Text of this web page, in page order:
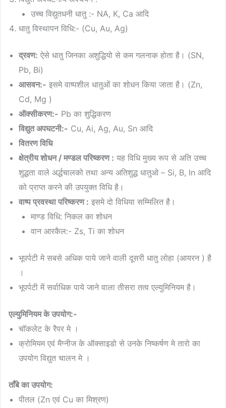
उच्च विद्युतधनी धातु :- NA, K, Ca आदि
धातु विस्थापन विधि:- (Cu, Au, Ag)
द्रवण: ऐसे धातु जिनका अशुद्धियो से कम गलनाक होता है। (SN,
Pb, Bi)
आसवन:- इसमे वाष्पशील धातुओं का शोधन किया जाता है। (Zn,
Cd, Mg )
ऑक्सीकरण:- Pb का शुद्धिकरण
विद्युत अपघटनी:- Cu, Ai, Ag, Au, Sn आदि
वितरण विधि
क्षेत्रीय शोधन / मण्डल परिष्करण : यह विधि मुख्य रूप से अति उच्च
शुद्धता वाले अर्द्धचालको तथा अन्य अतिशुद्ध धातुओ – Si, B, In आदि
को प्राप्त करने की उपयुक्त विधि है।
वाष्प प्रवस्था परिष्करण : इसमे दो विधिया सम्मिलित है।
माण्ड विधि: निकल का शोधन
वान आरकैल:- Zs, Ti का शोधन
भूपर्पटी मे सबसे अधिक पाये जाने वाली दूसरी धातु लोहा (आयरन ) है
।
भूपर्पटी में सर्वाधिक पाये जाने वाला तीसरा तत्व एल्युमिनियम है।
एल्युमिनियम के उपयोग:-
चॉकलेट के रैपर मे ।
क्रोमियम एवं मैग्नीज के ऑक्साइडो से उनके निष्कर्षण मे तारो का
उपयोग विद्युत चालन मे ।
ताँबे का उपयोग:
पीतल (Zn एवं Cu का मिश्रण)